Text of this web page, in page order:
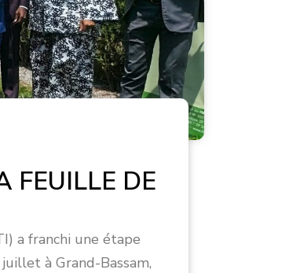
FEUILLE DE
a franchi une étape
à Grand-Bassam,